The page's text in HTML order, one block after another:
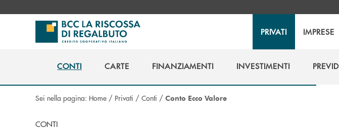
PRIVATI IMPRESE
CONTI
CARTE
FINANZIAMENTI
INVESTIMENTI
Sei nella pagina: Home / Privati / Conti / Conto Ecco Valore
CONTI